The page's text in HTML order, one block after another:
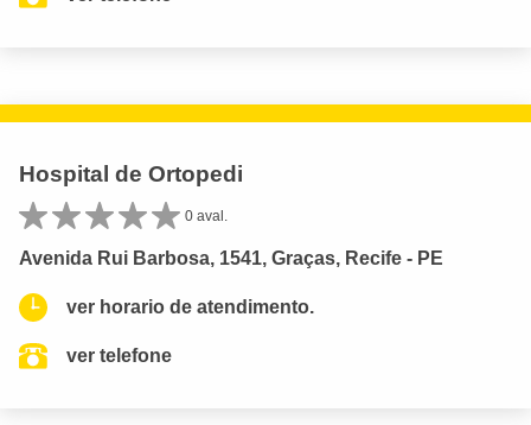
Hospital de Ortopedi
0 aval.
Avenida Rui Barbosa, 1541, Graças, Recife - PE
ver horario de atendimento.
ver telefone